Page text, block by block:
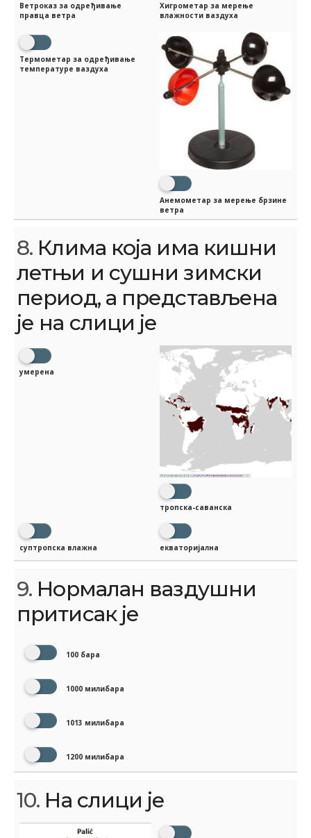
Ветроказ за одређивање
правца ветра
Хигрометар за мерење
влажности ваздуха
Термометар за одређивање
температуре ваздуха
Aнемометар за мерење брзине
ветра
8. Клима која има кишни
летњи и сушни зимски
период, а представљена
је на слици је
умерена
тропска-саванска
суптропска влажна екваторијална
9. Нормалан ваздушни
притисак је
100 бара
1000 милибара
1013 милибара
1200 милибара
10. На слици је